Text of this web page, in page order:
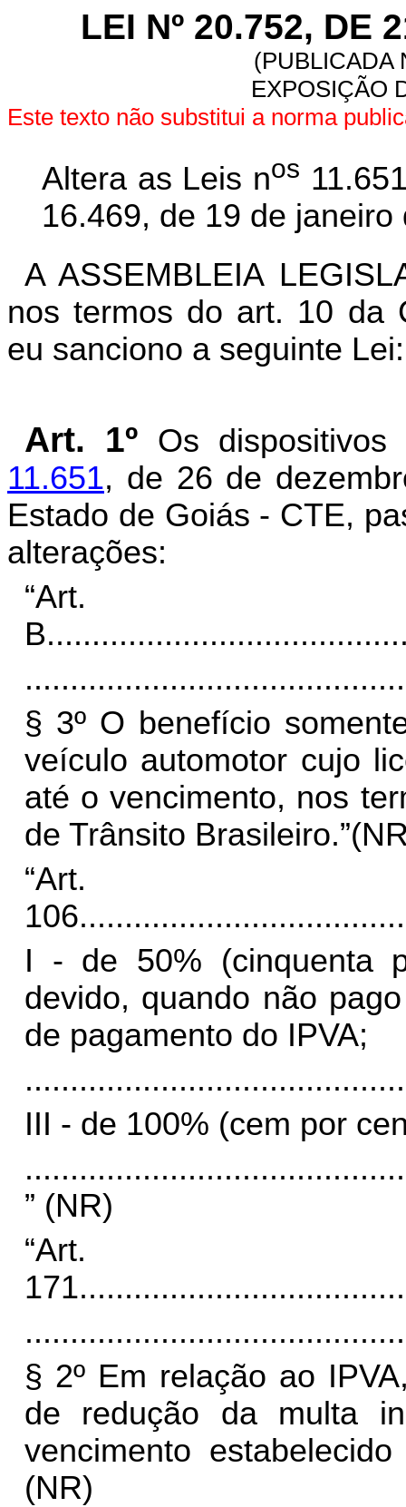
LEI Nº 20.752, DE
(PUBLICADA
EXPOSIÇÃO
Este texto não substitui a norma
Altera as Leis nos
16.469, de 19 de janeiro
A ASSEMBLEIA
nos termos do art. 10 da
eu sanciono a seguinte Lei:
Art. 1º Os
11.651, de 26 de
Estado de Goiás - CTE,
alterações:
B
§ 3º O benefício
veículo automotor cujo
até o vencimento, nos
de Trânsito
“Art.
106
I - de 50% (cinquenta
devido, quando não
de pagamento do IPVA;
III - de 100% (cem por
” (NR)
“Art.
171
§ 2º Em relação ao
de redução da multa
vencimento
(NR)